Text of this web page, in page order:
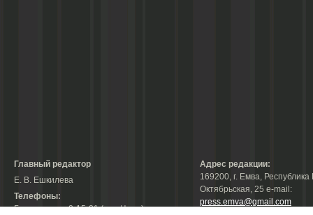
Главный редактор
Е. В. Ешкилева
Телефоны:
Гл. редактор: 2-15-31 (тел./факс);
Адрес редакции:
169200, г. Емва, Республика
Октябрьская, 25 е-mail:
press.emva@gmail.com